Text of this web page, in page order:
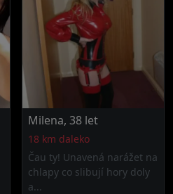
Milena, 38 let
18 km daleko
Čau ty! Unavená narážet na
chlapy co slibují hory doly
a...